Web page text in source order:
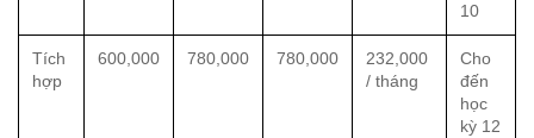
10
Tích
hợp
600,000 780,000 780,000
232,000
/ tháng
Cho
đến
học
kỳ 12